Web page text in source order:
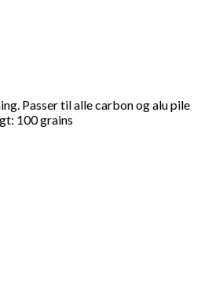
Passer til alle carbon og alu pile
100 grains